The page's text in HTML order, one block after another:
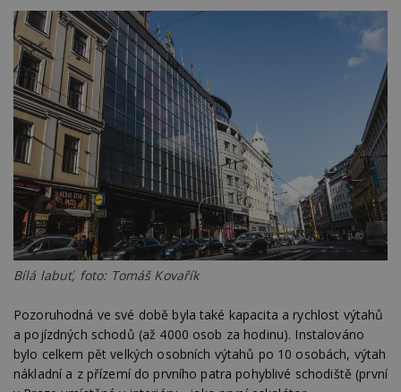
Bílá labuť, foto: Tomáš Kovařík
Pozoruhodná ve své době byla také kapacita a rychlost výtahů
a pojízdných schodů (až 4000 osob za hodinu). Instalováno
bylo celkem pět velkých osobních výtahů po 10 osobách, výtah
nákladní a z přízemí do prvního patra pohyblivé schodiště (první